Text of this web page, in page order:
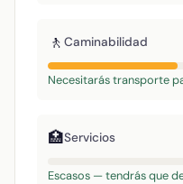
🚶 Caminabilidad
Necesitarás transporte
🏥Servicios
Escasos — tendrás que